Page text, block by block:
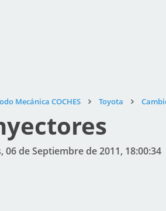
Mecánica COCHES Toyota
de Septiembre de 2011, 18:00:34